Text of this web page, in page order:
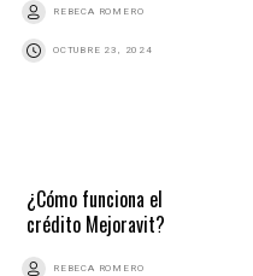
REBECA ROMERO
OCTUBRE 23, 2024
¿Cómo funciona el
crédito Mejoravit?
REBECA ROMERO